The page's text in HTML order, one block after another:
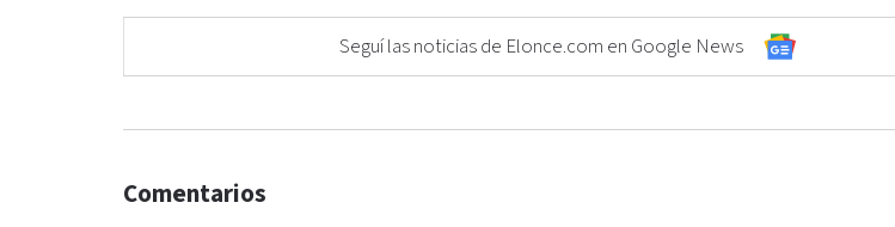
Seguí las noticias de Elonce.com en Google News
Comentarios